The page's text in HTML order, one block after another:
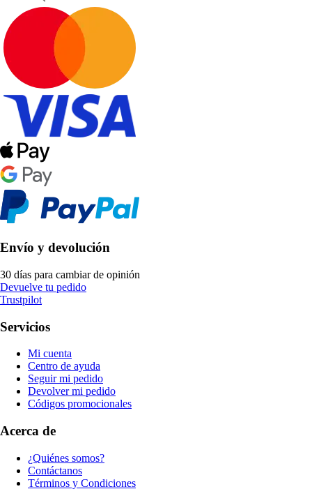
Envío y devolución
30 días para cambiar de opinión
Devuelve tu pedido
Trustpilot
Servicios
Mi cuenta
Centro de ayuda
Seguir mi pedido
Devolver mi pedido
Códigos promocionales
Acerca de
¿Quiénes somos?
Contáctanos
Términos y Condiciones